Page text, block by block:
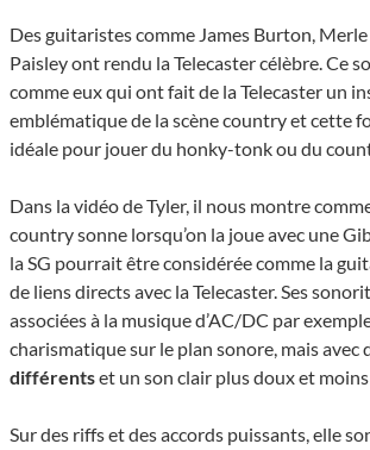
Des guitaristes comme James Burton,
Paisley ont rendu la Telecaster célèbre. Ce
comme eux qui ont fait de la Telecaster un
emblématique de la scène country et cette
idéale pour jouer du honky-tonk ou du
Dans la vidéo de Tyler, il nous montre
country sonne lorsqu’on la joue avec une
la SG pourrait être considérée comme la
de liens directs avec la Telecaster. Ses
associées à la musique d’AC/DC par
charismatique sur le plan sonore, mais avec
différentset un son clair plus doux et
Sur des riffs et des accords puissants, elle